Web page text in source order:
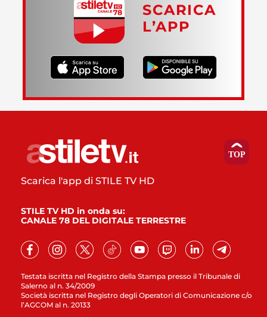
SCARICA
L’APP
Testata iscritta nel Registro della Stampa presso il Tribunale di
Salerno al n. 34/2009
Società iscritta nel Registro degli Operatori di Comunicazione c/o
l’AGCOM al n. 20133
Scarica l'app di STILE TV HD
STILE TV HD in onda su:
CANALE 78 DEL DIGITALE TERRESTRE